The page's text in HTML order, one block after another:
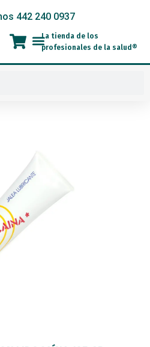
442 240 0937
Menú
La tienda de los
profesionales de la salud®